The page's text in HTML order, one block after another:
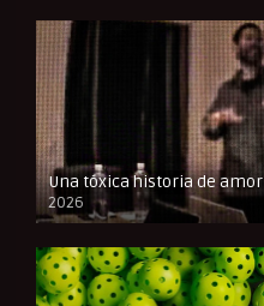
Una tóxica historia de amor
2026
FULL HD